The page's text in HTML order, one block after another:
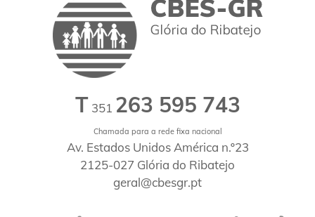
T 351 263 595 743
Chamada para a rede fixa nacional
Av. Estados Unidos América n.º23
2125-027 Glória do Ribatejo
geral@cbesgr.pt